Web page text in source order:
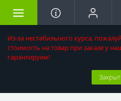
Из-за нестабильного курса,
стоимость на товар при заказе у
гарантируем!